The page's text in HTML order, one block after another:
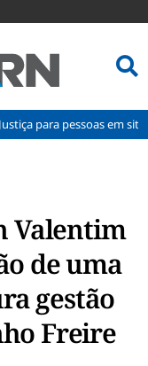
pessoas em situação de
Valentim
de uma
gestão
Freire